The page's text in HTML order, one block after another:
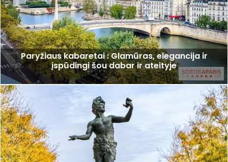
Paryžiaus kabaretai : Glamūras, elegancija ir
įspūdingi šou dabar ir ateityje